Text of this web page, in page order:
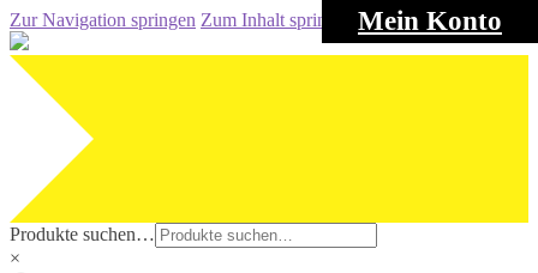
Mein Konto
Zur Navigation springen Zum Inhalt springen
Produkte suchen…
×